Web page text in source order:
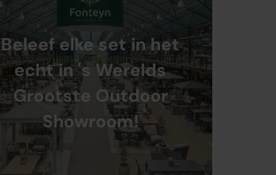
Beleef elke set in het
echt in 's Werelds
Grootste Outdoor
Showroom!